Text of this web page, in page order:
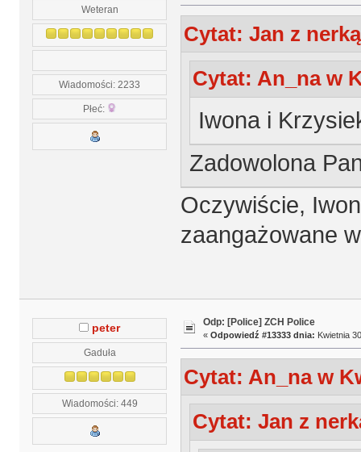
Weteran
Wiadomości: 2233
Płeć:
Cytat: Jan z
Cytat: An_na w
Iwona i
Zadowolona
Oczywiście,
zaangażowane
peter
Gaduła
Wiadomości: 449
Odp: [Police] ZCH Police
« Odpowiedź #13333 dnia: Kwietnia
Cytat: An_na w
Cytat: Jan z